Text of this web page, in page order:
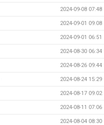
2024-09-08 07:48
2024-09-01 09:08
2024-09-01 06:51
2024-08-30 06:34
2024-08-26 09:44
2024-08-24 15:29
2024-08-17 09:02
2024-08-11 07:06
2024-08-04 08:30